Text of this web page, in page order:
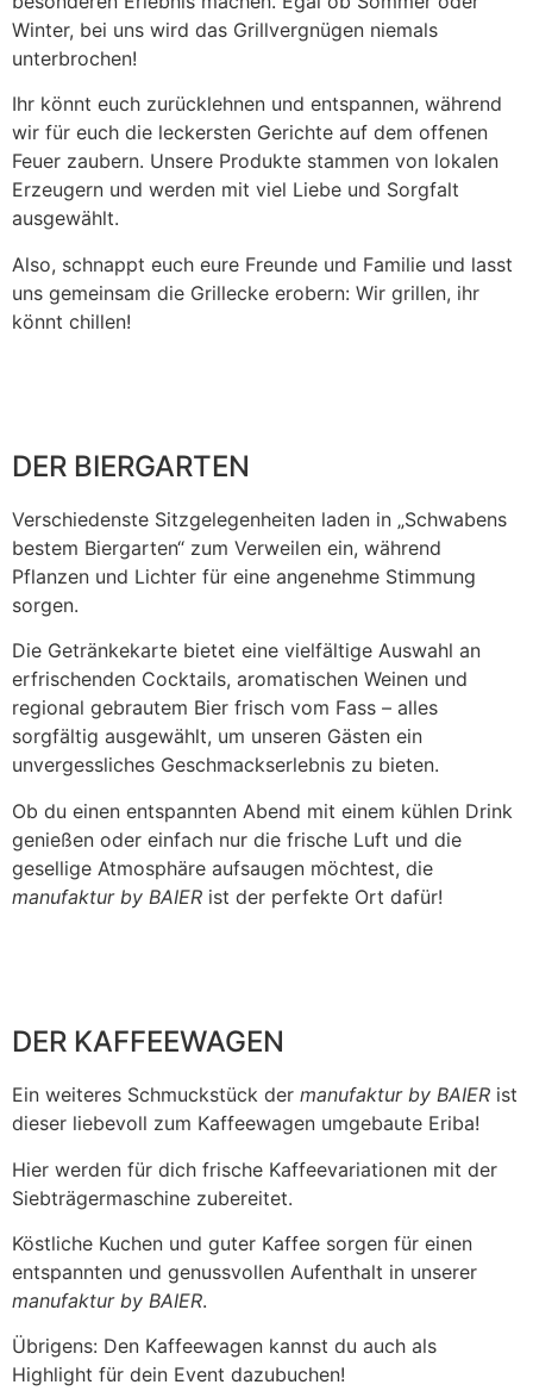
Winter, bei uns wird das Grillvergnügen niemals
unterbrochen!
Ihr könnt euch zurücklehnen und entspannen, während
wir für euch die leckersten Gerichte auf dem offenen
Feuer zaubern. Unsere Produkte stammen von lokalen
Erzeugern und werden mit viel Liebe und Sorgfalt
ausgewählt.
Also, schnappt euch eure Freunde und Familie und lasst
uns gemeinsam die Grillecke erobern: Wir grillen, ihr
könnt chillen!
DER BIERGARTEN
Verschiedenste Sitzgelegenheiten laden in „Schwabens
bestem Biergarten“ zum Verweilen ein, während
Pflanzen und Lichter für eine angenehme Stimmung
sorgen.
Die Getränkekarte bietet eine vielfältige Auswahl an
erfrischenden Cocktails, aromatischen Weinen und
regional gebrautem Bier frisch vom Fass – alles
sorgfältig ausgewählt, um unseren Gästen ein
unvergessliches Geschmackserlebnis zu bieten.
Ob du einen entspannten Abend mit einem kühlen Drink
genießen oder einfach nur die frische Luft und die
gesellige Atmosphäre aufsaugen möchtest, die
manufaktur by BAIER ist der perfekte Ort dafür!
DER KAFFEEWAGEN
Ein weiteres Schmuckstück der manufaktur by BAIER ist
dieser liebevoll zum Kaffeewagen umgebaute Eriba!
Hier werden für dich frische Kaffeevariationen mit der
Siebträgermaschine zubereitet.
Köstliche Kuchen und guter Kaffee sorgen für einen
entspannten und genussvollen Aufenthalt in unserer
manufaktur by BAIER.
Übrigens: Den Kaffeewagen kannst du auch als
Highlight für dein Event dazubuchen!